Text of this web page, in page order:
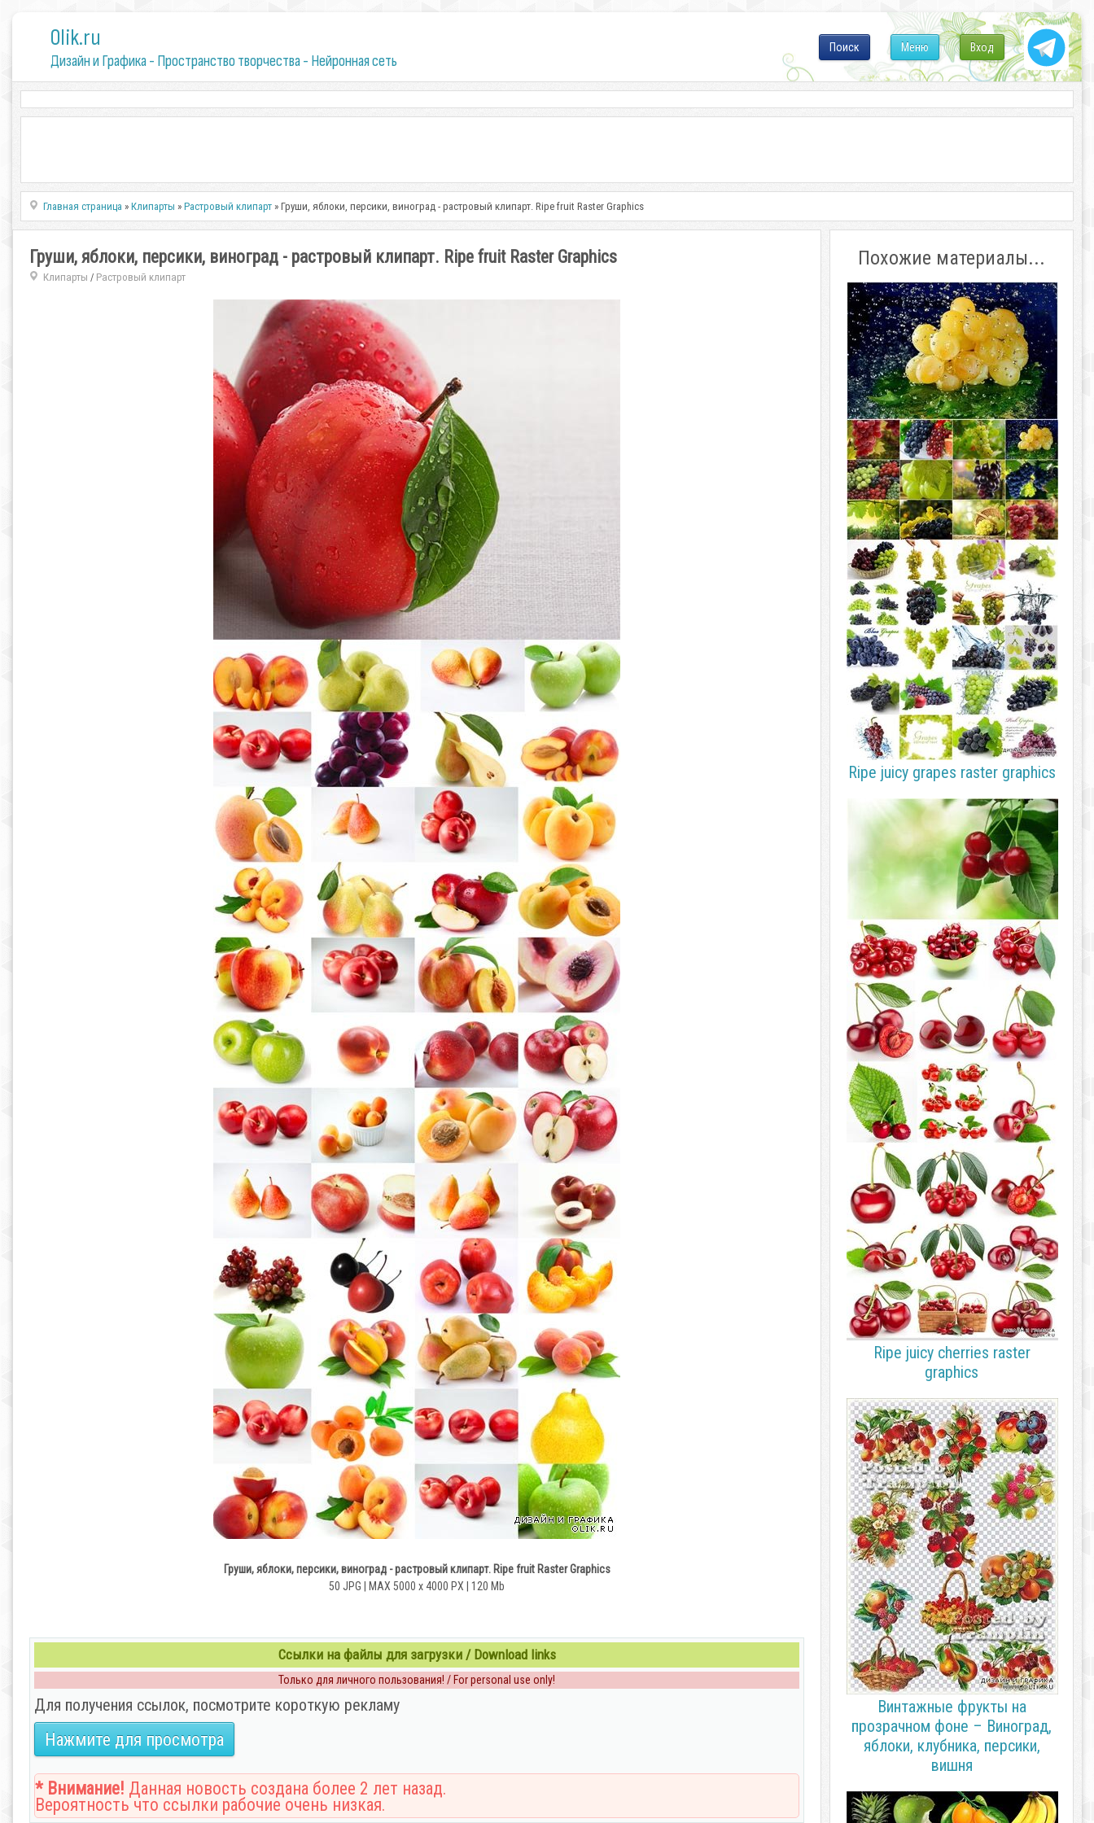
0lik.ru
Дизайн и Графика - Пространство творчества - Нейронная сеть
Вход
Меню
Поиск
Главная страница »Клипарты »Растровый клипарт » Груши, яблоки, персики, виноград - растровый клипарт. Ripe fruit Raster Graphics
Груши, яблоки, персики, виноград - растровый клипарт. Ripe fruit Raster Graphics
Клипарты / Растровый клипарт
Груши, яблоки, персики, виноград - растровый клипарт. Ripe fruit Raster Graphics
50 JPG | MAX 5000 x 4000 PX | 120 Mb
Ссылки на файлы для загрузки / Download links
Только для личного пользования! / For personal use only!
Для получения ссылок, посмотрите короткую рекламу
Нажмите для просмотра
* Внимание! Данная новость создана более 2 лет назад.
Вероятность что ссылки рабочие очень низкая.
Похожие материалы...
Ripe juicy grapes raster graphics
Ripe juicy cherries raster
graphics
Винтажные фрукты на
прозрачном фоне – Виноград,
яблоки, клубника, персики,
вишня